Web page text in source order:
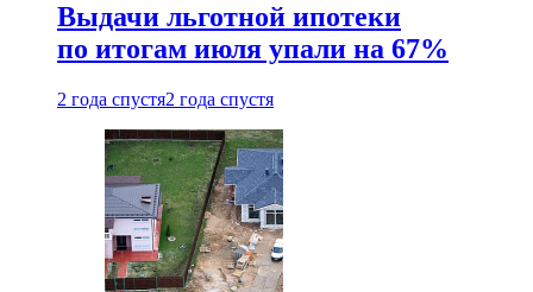
Выдачи льготной ипотеки
по итогам июля упали на 67%
2 года спустя2 года спустя